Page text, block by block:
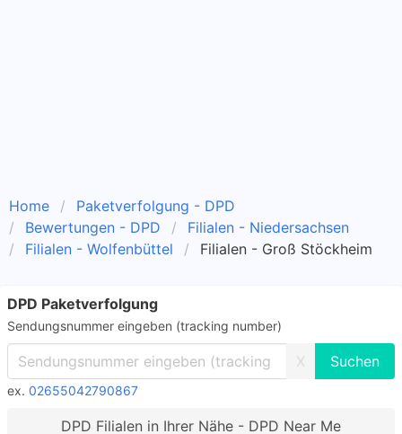
Home
Paketverfolgung - DPD
Bewertungen - DPD
Filialen - Niedersachsen
Filialen - Wolfenbüttel
Filialen - Groß Stöckheim
DPD Paketverfolgung
Sendungsnummer eingeben (tracking number)
X
ex. 02655042790867
DPD Filialen in Ihrer Nähe - DPD Near Me